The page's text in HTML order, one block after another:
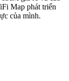
Map phát triển
của mình.